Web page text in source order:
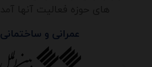
عمرانی و ساختمانی